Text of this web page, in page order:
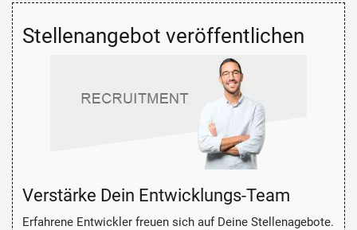
Stellenangebot veröffentlichen
Verstärke Dein Entwicklungs-Team
Erfahrene Entwickler freuen sich auf Deine Stellenagebote.